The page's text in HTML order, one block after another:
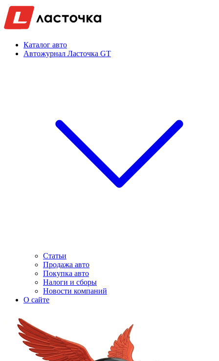
Каталог авто
Автожурнал Ласточка GT
Статьи
Продажа авто
Покупка авто
Налоги и сборы
Новости компаний
О сайте